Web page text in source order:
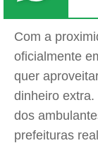
Com a
oficialmente
quer
dinheiro
dos
prefeituras